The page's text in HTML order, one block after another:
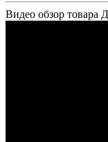
Видео обзор товара